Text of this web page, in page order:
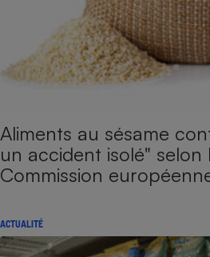
Aliments au sésame
un accident isolé" selon
Commission
ACTUALITÉ